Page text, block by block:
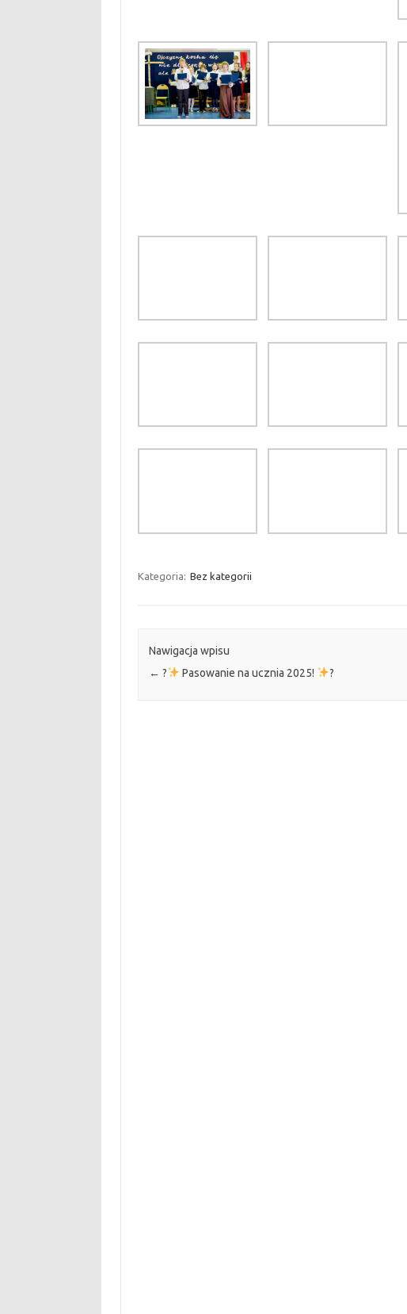
Kategoria: Bez kategorii
Nawigacja wpisu
← ? Pasowanie na ucznia 2025! ?